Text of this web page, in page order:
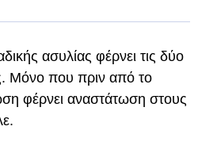
ασυλίας φέρνει τις δύο
Μόνο που πριν από το
φέρνει αναστάτωση στους